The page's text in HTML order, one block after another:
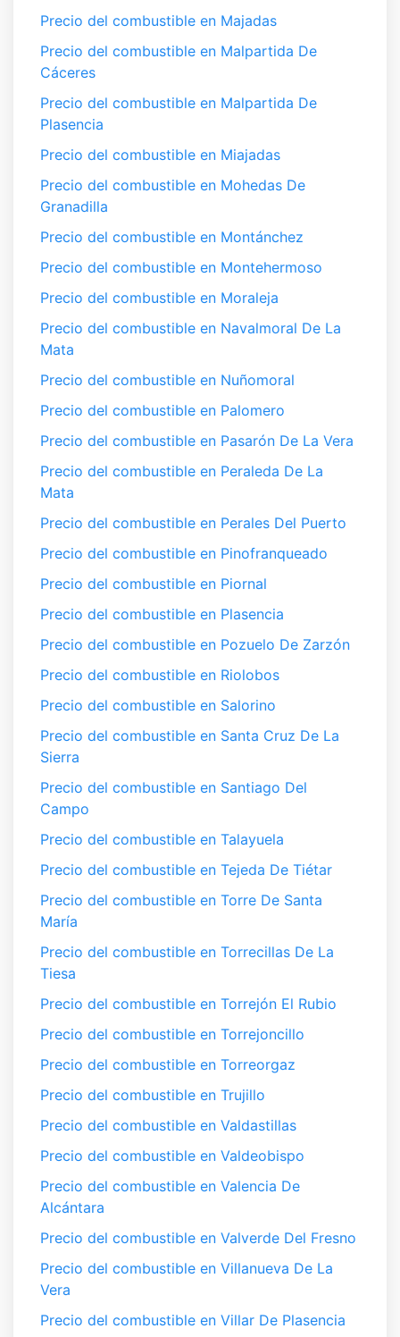
Precio del combustible en Majadas
Precio del combustible en Malpartida De
Cáceres
Precio del combustible en Malpartida De
Plasencia
Precio del combustible en Miajadas
Precio del combustible en Mohedas De
Granadilla
Precio del combustible en Montánchez
Precio del combustible en Montehermoso
Precio del combustible en Moraleja
Precio del combustible en Navalmoral De La
Mata
Precio del combustible en Nuñomoral
Precio del combustible en Palomero
Precio del combustible en Pasarón De La Vera
Precio del combustible en Peraleda De La
Mata
Precio del combustible en Perales Del Puerto
Precio del combustible en Pinofranqueado
Precio del combustible en Piornal
Precio del combustible en Plasencia
Precio del combustible en Pozuelo De Zarzón
Precio del combustible en Riolobos
Precio del combustible en Salorino
Precio del combustible en Santa Cruz De La
Sierra
Precio del combustible en Santiago Del
Campo
Precio del combustible en Talayuela
Precio del combustible en Tejeda De Tiétar
Precio del combustible en Torre De Santa
María
Precio del combustible en Torrecillas De La
Tiesa
Precio del combustible en Torrejón El Rubio
Precio del combustible en Torrejoncillo
Precio del combustible en Torreorgaz
Precio del combustible en Trujillo
Precio del combustible en Valdastillas
Precio del combustible en Valdeobispo
Precio del combustible en Valencia De
Alcántara
Precio del combustible en Valverde Del Fresno
Precio del combustible en Villanueva De La
Vera
Precio del combustible en Villar De Plasencia